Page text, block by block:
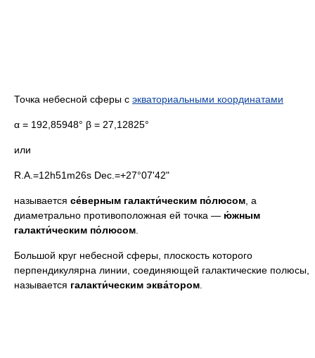
Точка небесной сферы с экваториальными координатами
α = 192,85948° β = 27,12825°
или
R.A.=12h51m26s Dec.=+27°07'42"
называется се́верным галакти́ческим по́люсом , а
диаметрально противоположная ей точка — ю́жным
галакти́ческим по́люсом
Большой круг небесной сферы, плоскость которого
перпендикулярна линии, соединяющей галактические полюсы,
называется галакти́ческим эква́тором